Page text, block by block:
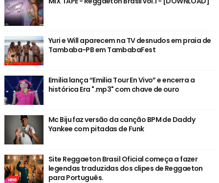
Yuri e Will aparecem na TV desnudos em praia de
Tambaba-PB em TambabaFest
Emilia lança “Emilia Tour En Vivo” e encerra a
histórica Era ".mp3" com chave de ouro
Mc Biju faz versão da canção BPM de Daddy
Yankee com pitadas de Funk
Site Reggaeton Brasil Oficial começa a fazer
legendas traduzidas dos clipes de Reggaeton
para Português.